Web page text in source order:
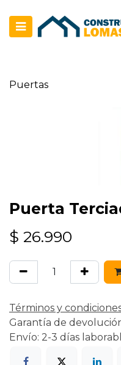
Puertas
Puerta
$ 26.990
Términos y
Garantía de
Envío: 2-3 días